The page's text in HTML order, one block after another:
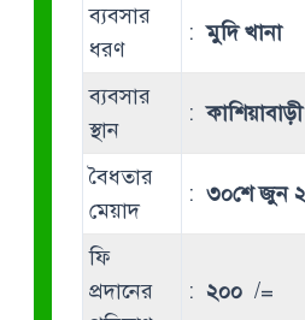
ব্যবসার
ধরণ
:মুদি খানা
ব্যবসার
স্থান
:
বৈধতার
মেয়াদ
: ৩০শে জুন
ফি
প্রদানের
: ২০০/=